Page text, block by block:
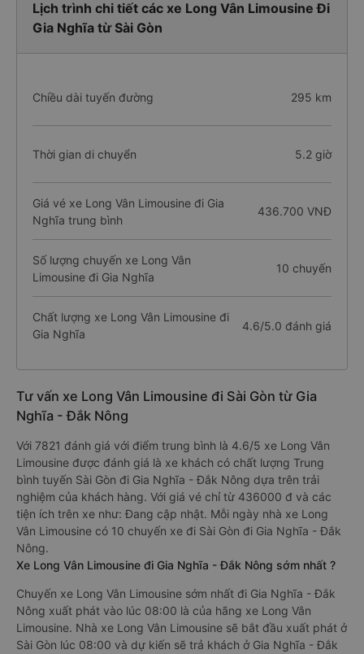
Lịch trình chi tiết các xe Long Vân Limousine Đi
Gia Nghĩa từ Sài Gòn
Chiều dài tuyến đường 295 km
Thời gian di chuyển 5.2 giờ
Giá vé xe Long Vân Limousine đi Gia
Nghĩa trung bình
436.700 VNĐ
Số lượng chuyến xe Long Vân
Limousine đi Gia Nghĩa
10 chuyến
Chất lượng xe Long Vân Limousine đi
Gia Nghĩa
4.6/5.0 đánh giá
Tư vấn xe Long Vân Limousine đi Sài Gòn từ Gia
Nghĩa - Đắk Nông
Với 7821 đánh giá với điểm trung bình là 4.6/5 xe Long Vân
Limousine được đánh giá là xe khách có chất lượng Trung
bình tuyến Sài Gòn đi Gia Nghĩa - Đắk Nông dựa trên trải
nghiệm của khách hàng. Với giá vé chỉ từ 436000 đ và các
tiện ích trên xe như: Đang cập nhật. Mỗi ngày nhà xe Long
Vân Limousine có 10 chuyến xe đi Sài Gòn đi Gia Nghĩa - Đắk
Nông.
Xe Long Vân Limousine đi Gia Nghĩa - Đắk Nông sớm nhất ?
Chuyến xe Long Vân Limousine sớm nhất đi Gia Nghĩa - Đắk
Nông xuất phát vào lúc 08:00 là của hãng xe Long Vân
Limousine. Nhà xe Long Vân Limousine sẽ bắt đầu xuất phát ở
Sài Gòn lúc 08:00 và dự kiến sẽ trả khách ở Gia Nghĩa - Đắk